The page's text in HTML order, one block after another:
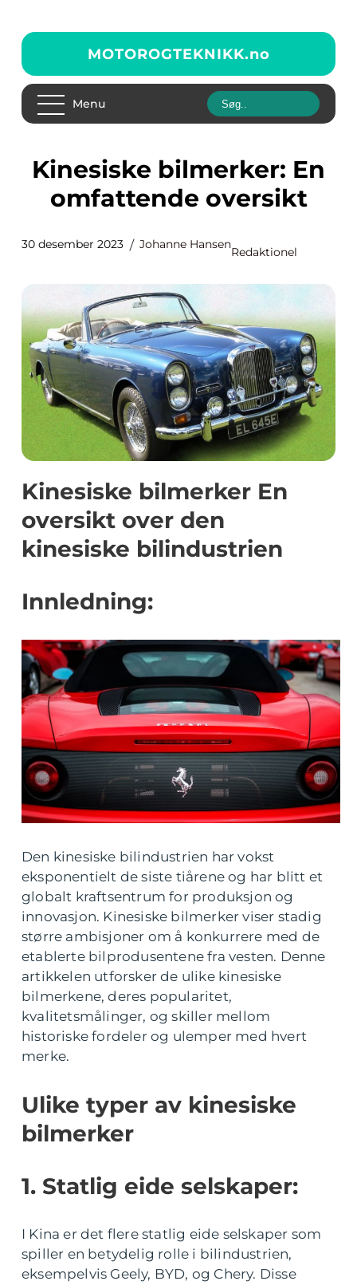
MOTOROGTEKNIKK.no
Menu
Kinesiske bilmerker: En
omfattende oversikt
30 desember 2023 Johanne Hansen
Redaktionel
Kinesiske bilmerker En
oversikt over den
kinesiske bilindustrien
Innledning:
Den kinesiske bilindustrien har vokst
eksponentielt de siste tiårene og har blitt et
globalt kraftsentrum for produksjon og
innovasjon. Kinesiske bilmerker viser stadig
større ambisjoner om å konkurrere med de
etablerte bilprodusentene fra vesten. Denne
artikkelen utforsker de ulike kinesiske
bilmerkene, deres popularitet,
kvalitetsmålinger, og skiller mellom
historiske fordeler og ulemper med hvert
merke.
Ulike typer av kinesiske
bilmerker
1. Statlig eide selskaper:
I Kina er det flere statlig eide selskaper som
spiller en betydelig rolle i bilindustrien,
eksempelvis Geely, BYD, og Chery. Disse